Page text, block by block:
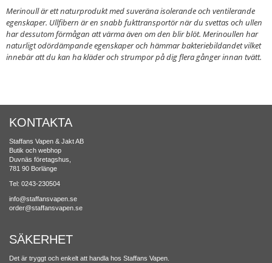
Merinoull är ett naturprodukt med suveräna isolerande och ventilerande
egenskaper. Ullfibern är en snabb fukttransportör när du svettas och ullen
har dessutom förmågan att värma även om den blir blöt. Merinoullen har
naturligt odördämpande egenskaper och hämmar bakteriebildandet vilket
innebär att du kan ha kläder och strumpor på dig flera gånger innan tvätt.
KONTAKTA
Staffans Vapen & Jakt AB
Butik och webhop
Duvnäs företagshus,
781 90 Borlänge
Tel: 0243-230504
info@staffansvapen.se
order@staffansvapen.se
SÄKERHET
Det är tryggt och enkelt att handla hos Staffans Vapen.